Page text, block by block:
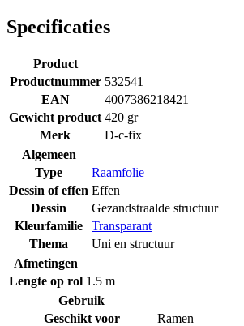
Specificaties
Product
Productnummer 532541
EAN
4007386218421
Gewicht product 420 gr
Merk
D-c-fix
Algemeen
Type
Raamfolie
Dessin of effen Effen
Dessin
Gezandstraalde structuur
Kleurfamilie
Transparant
Thema
Uni en structuur
Afmetingen
Lengte op rol 1.5 m
Gebruik
Geschikt voor
Ramen